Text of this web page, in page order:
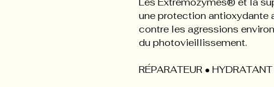
une protection antioxydante
contre les agressions
du photovieillissement.
RÉPARATEUR •